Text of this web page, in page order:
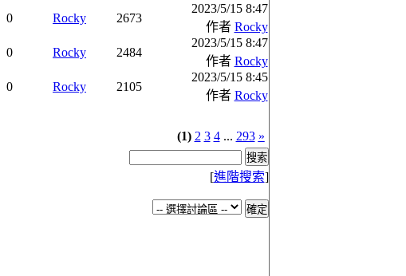
0 Rocky 2673
2023/5/15 8:47
作者 Rocky
0 Rocky 2484
2023/5/15 8:47
作者 Rocky
0 Rocky 2105
2023/5/15 8:45
作者 Rocky
(1) 2 3 4... 293 »
[進階搜索]